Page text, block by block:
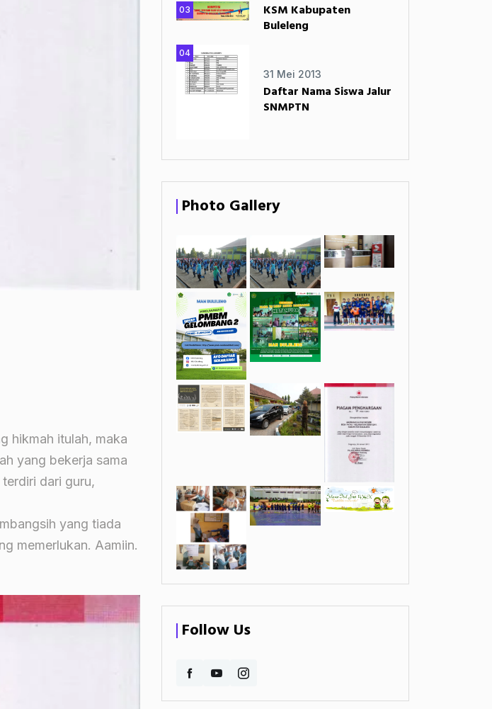
hikmah itulah, maka
yang bekerja sama
dari guru,
yang tiada
memerlukan. Aamiin.
03
KSM Kabupaten
Buleleng
04
31 Mei 2013
Daftar Nama Siswa Jalur
SNMPTN
Photo Gallery
Follow Us